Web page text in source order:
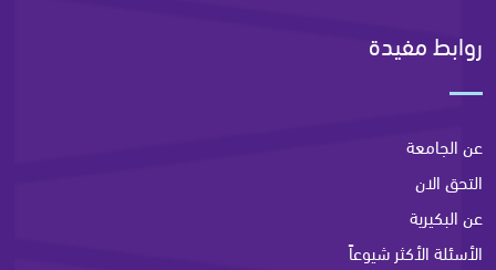
روابط مفيدة
عن الجامعة
التحق الان
عن البكيرية
الأسئلة الأكثر شيوعاً